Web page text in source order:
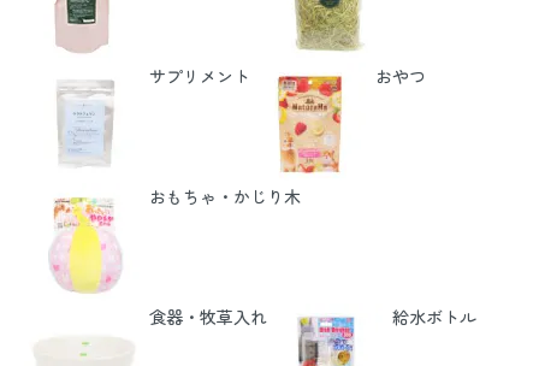
サプリメント おやつ
おもちゃ・かじり木
食器・牧草入れ 給水ボトル